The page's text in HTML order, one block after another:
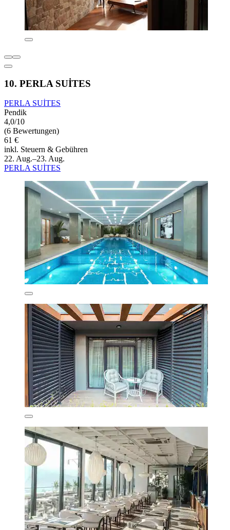
10. PERLA SUİTES
PERLA SUİTES
Pendik
4,0/10
(6 Bewertungen)
61 €
inkl. Steuern & Gebühren
22. Aug.–23. Aug.
PERLA SUİTES